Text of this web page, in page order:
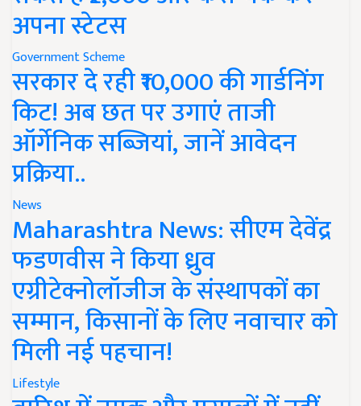
अपना स्टेटस
Government Scheme
सरकार दे रही ₹10,000 की गार्डनिंग
किट! अब छत पर उगाएं ताजी
ऑर्गेनिक सब्जियां, जानें आवेदन
प्रक्रिया..
News
Maharashtra News: सीएम देवेंद्र
फडणवीस ने किया ध्रुव
एग्रीटेक्नोलॉजीज के संस्थापकों का
सम्मान, किसानों के लिए नवाचार को
मिली नई पहचान!
Lifestyle